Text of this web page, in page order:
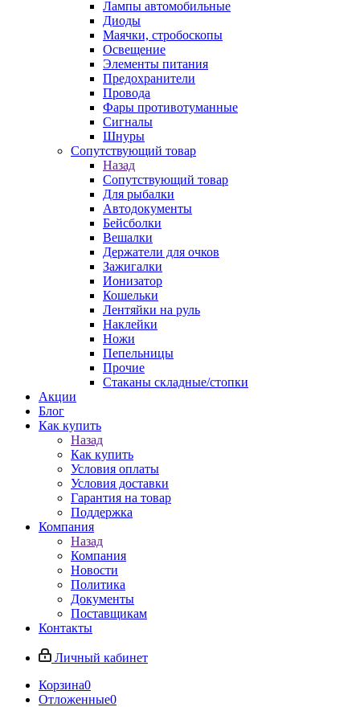
Лампы автомобильные
Диоды
Маячки, стробоскопы
Освещение
Элементы питания
Предохранители
Провода
Фары противотуманные
Сигналы
Шнуры
Сопутствующий товар
Назад
Сопутствующий товар
Для рыбалки
Автодокументы
Бейсболки
Вешалки
Держатели для очков
Зажигалки
Ионизатор
Кошельки
Лентяйки на руль
Наклейки
Ножи
Пепельницы
Прочие
Стаканы складные/стопки
Акции
Блог
Как купить
Назад
Как купить
Условия оплаты
Условия доставки
Гарантия на товар
Поддержка
Компания
Назад
Компания
Новости
Политика
Документы
Поставщикам
Контакты
Личный кабинет
Корзина0
Отложенные0